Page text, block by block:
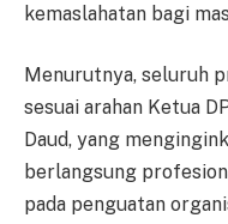
kemaslahatan bagi
Menurutnya, seluruh
sesuai arahan Ketua
Daud, yang
berlangsung
pada penguatan